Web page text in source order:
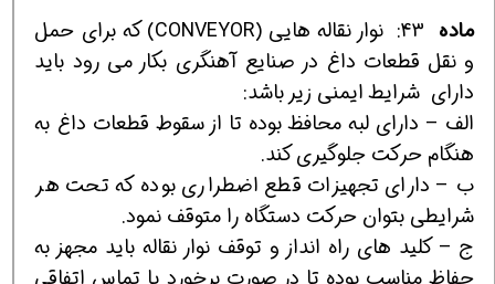
ماده
نوار نقاله هايي (CONVEYOR) كه براي حمل
و نقل قطعات داغ در صنايع آهنگري بكار مي رود بايد
داراي شرايط ايمني زير باشد:
الف – داراي لبه محافظ بوده تا از سقوط قطعات داغ به
هنگام حركت جلوگيري كند.
ب – داراي تجهيزات قطع اضطراري بوده كه تحت هر
شرايطي بتوان حركت دستگاه را متوقف نمود.
ج – كليد هاي راه انداز و توقف نوار نقاله بايد مجهز به